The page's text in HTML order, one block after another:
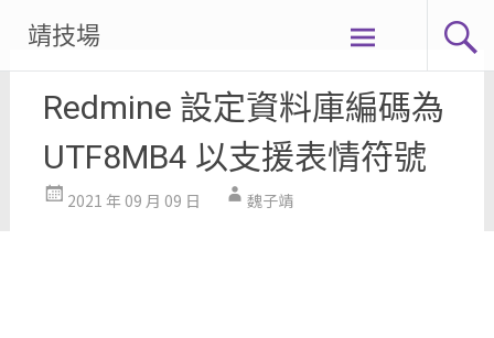
content
靖技場
Redmine 設定資料庫編碼為
UTF8MB4 以支援表情符號
2021 年 09 月 09 日 魏子靖